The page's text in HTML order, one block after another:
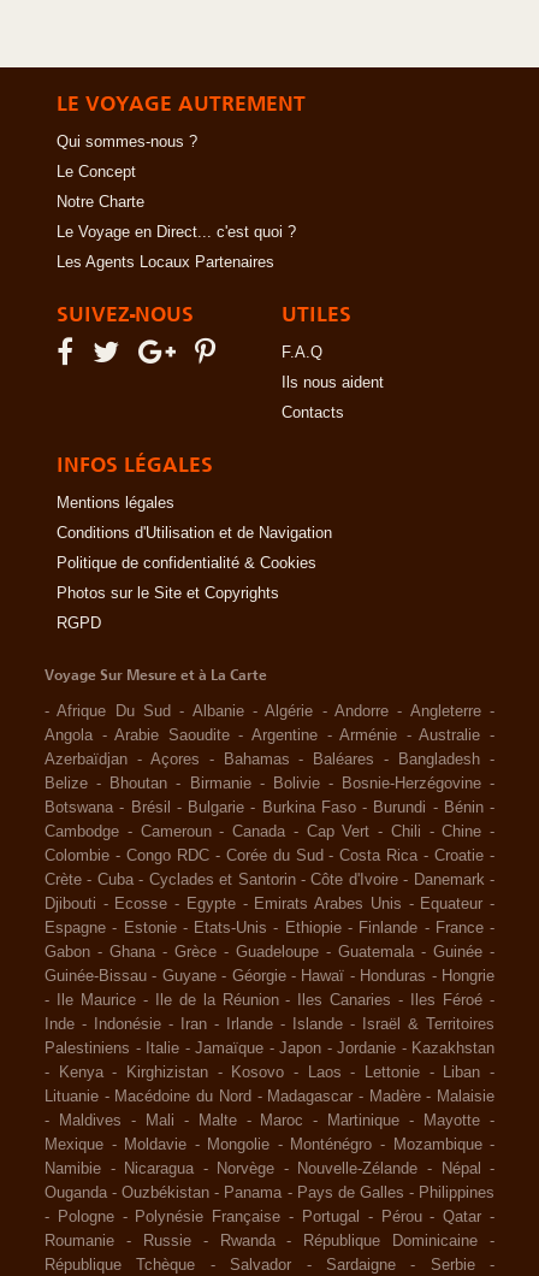
LE VOYAGE AUTREMENT
Qui sommes-nous ?
Le Concept
Notre Charte
Le Voyage en Direct... c'est quoi ?
Les Agents Locaux Partenaires
SUIVEZ-NOUS UTILES
F.A.Q
Ils nous aident
Contacts
INFOS LÉGALES
Mentions légales
Conditions d'Utilisation et de Navigation
Politique de confidentialité & Cookies
Photos sur le Site et Copyrights
RGPD
Voyage Sur Mesure et à La Carte
-Afrique Du Sud - Albanie -Algérie -Andorre - Angleterre -
Angola -Arabie Saoudite -Argentine -Arménie -Australie -
Azerbaïdjan - Açores - Bahamas - Baléares - Bangladesh -
Belize - Bhoutan - Birmanie - Bolivie - Bosnie-Herzégovine -
Botswana - Brésil - Bulgarie - Burkina Faso - Burundi - Bénin -
Cambodge - Cameroun - Canada - Cap Vert - Chili -Chine -
Colombie - Congo RDC - Corée du Sud -Costa Rica -Croatie -
Crète - Cuba - Cyclades et Santorin -Côte d'Ivoire - Danemark -
Djibouti - Ecosse - Egypte - Emirats Arabes Unis - Equateur -
Espagne - Estonie - Etats-Unis - Ethiopie - Finlande - France -
Gabon - Ghana - Grèce - Guadeloupe - Guatemala - Guinée -
Guinée-Bissau - Guyane - Géorgie - Hawaï - Honduras - Hongrie
-
Ile Maurice - Ile de la Réunion - Iles Canaries - Iles Féroé -
Inde - Indonésie - Iran - Irlande - Islande -
Israël & Territoires
Palestiniens - Italie - Jamaïque - Japon - Jordanie - Kazakhstan
-
Kenya - Kirghizistan - Kosovo - Laos - Lettonie - Liban -
Lituanie - Macédoine du Nord - Madagascar - Madère - Malaisie
-
Maldives - Mali - Malte - Maroc - Martinique - Mayotte -
Mexique - Moldavie - Mongolie - Monténégro - Mozambique -
Namibie - Nicaragua - Norvège - Nouvelle-Zélande - Népal
-
Ouganda -Ouzbékistan - Panama - Pays de Galles - Philippines
-
Pologne - Polynésie Française - Portugal - Pérou -Qatar -
Roumanie
- Russie - Rwanda - République Dominicaine
-
République Tchèque
- Salvador - Sardaigne - Serbie -